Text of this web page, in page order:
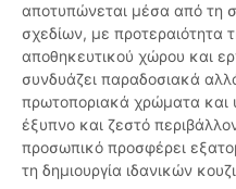
αποτυπώνεται μέσα από τη
σχεδίων, με προτεραιότητα
αποθηκευτικού χώρου και
συνδυάζει παραδοσιακά
πρωτοποριακά χρώματα και
έξυπνο και ζεστό
προσωπικό προσφέρει
τη δημιουργία ιδανικών